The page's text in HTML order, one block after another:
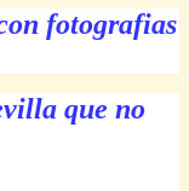
fotografias
que no